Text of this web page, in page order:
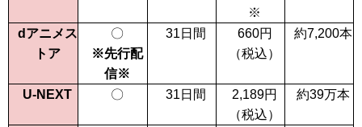
※
dアニメス
トア
〇
※先行配
信※
31日間 660円
（税込）
約7,200本
U-NEXT 〇 31日間 2,189円
（税込）
約39万本